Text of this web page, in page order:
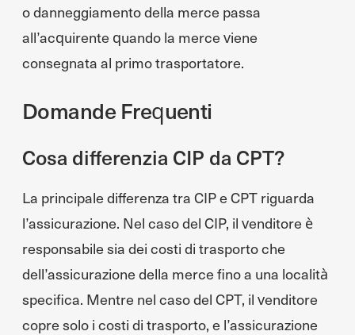
o danneggiamento della merce passa
all’acquirente quando la merce viene
consegnata al primo trasportatore.
Domande Frequenti
Cosa differenzia CIP da CPT?
La principale differenza tra CIP e CPT riguarda
l’assicurazione. Nel caso del CIP, il venditore è
responsabile sia dei costi di trasporto che
dell’assicurazione della merce fino a una località
specifica. Mentre nel caso del CPT, il venditore
copre solo i costi di trasporto, e l’assicurazione